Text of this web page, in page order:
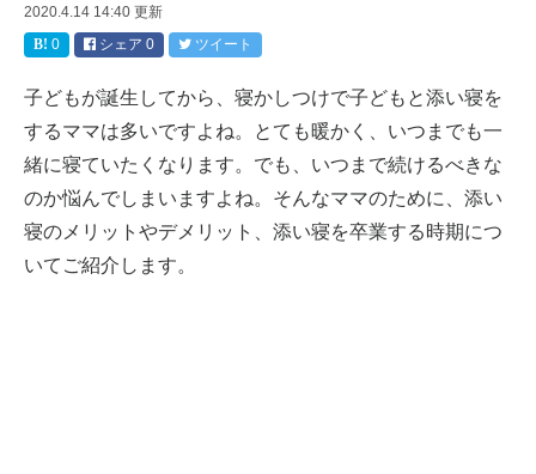
2020.4.14 14:40 更新
0
シェア 0 ツイート
子どもが誕生してから、寝かしつけで子どもと添い寝を
するママは多いですよね。とても暖かく、いつまでも一
緒に寝ていたくなります。でも、いつまで続けるべきな
のか悩んでしまいますよね。そんなママのために、添い
寝のメリットやデメリット、添い寝を卒業する時期につ
いてご紹介します。